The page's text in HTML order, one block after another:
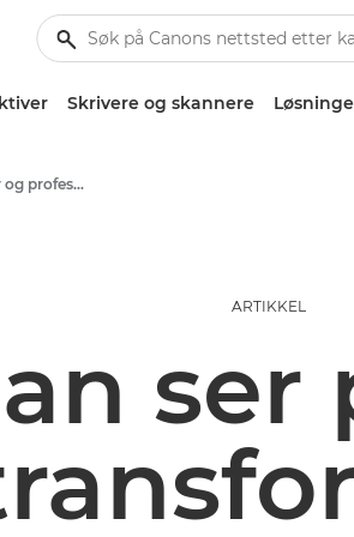
Skrivere og skannere
Artikler for bedrifter og profesjonelle
ARTIKKEL
ser